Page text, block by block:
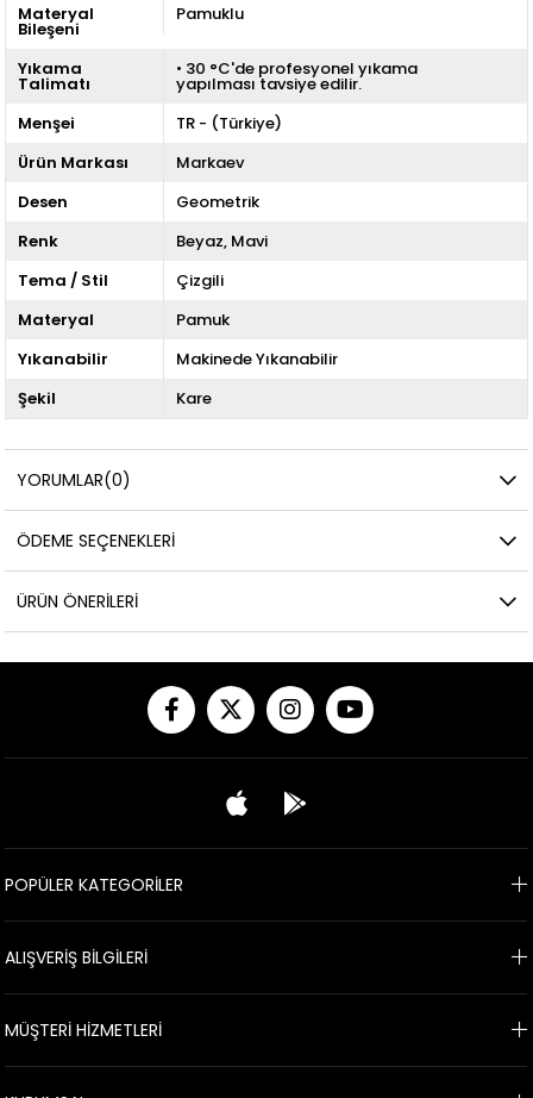
Materyal
Bileşeni
Pamuklu
Yıkama
Talimatı
• 30 °C'de profesyonel yıkama
yapılması tavsiye edilir.
Menşei
TR - (Türkiye)
Ürün Markası
Markaev
Desen
Geometrik
Renk
Beyaz Mavi
Tema / Stil
Çizgili
Materyal
Pamuk
Yıkanabilir
Makinede Yıkanabilir
Şekil
Kare
YORUMLAR(0)
ÖDEME SEÇENEKLERI
ÜRÜN ÖNERILERI
POPÜLER KATEGORİLER
ALIŞVERİŞ BİLGİLERİ
MÜŞTERİ HİZMETLERİ